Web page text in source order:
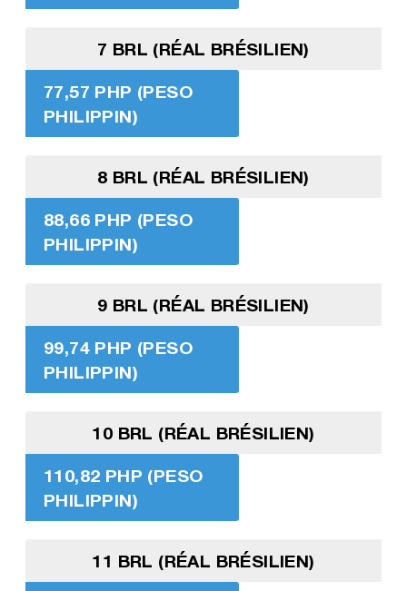
7 BRL (RÉAL BRÉSILIEN)
77,57 PHP (PESO
PHILIPPIN)
8 BRL (RÉAL BRÉSILIEN)
88,66 PHP (PESO
PHILIPPIN)
9 BRL (RÉAL BRÉSILIEN)
99,74 PHP (PESO
PHILIPPIN)
10 BRL (RÉAL BRÉSILIEN)
110,82 PHP (PESO
PHILIPPIN)
11 BRL (RÉAL BRÉSILIEN)